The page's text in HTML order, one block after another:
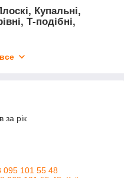
Купальні,
Т-подібні,
Без передоплати та
витяжки.
(передплата).
за рік
095 101 55 48